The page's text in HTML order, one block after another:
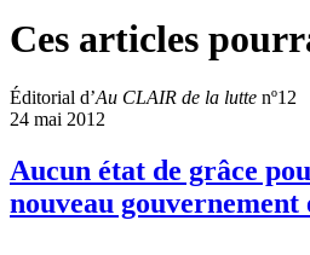
Ces articles
Éditorial d’Au CLAIR de la lutte nº12
24 mai 2012
Aucun état de grâce
nouveau